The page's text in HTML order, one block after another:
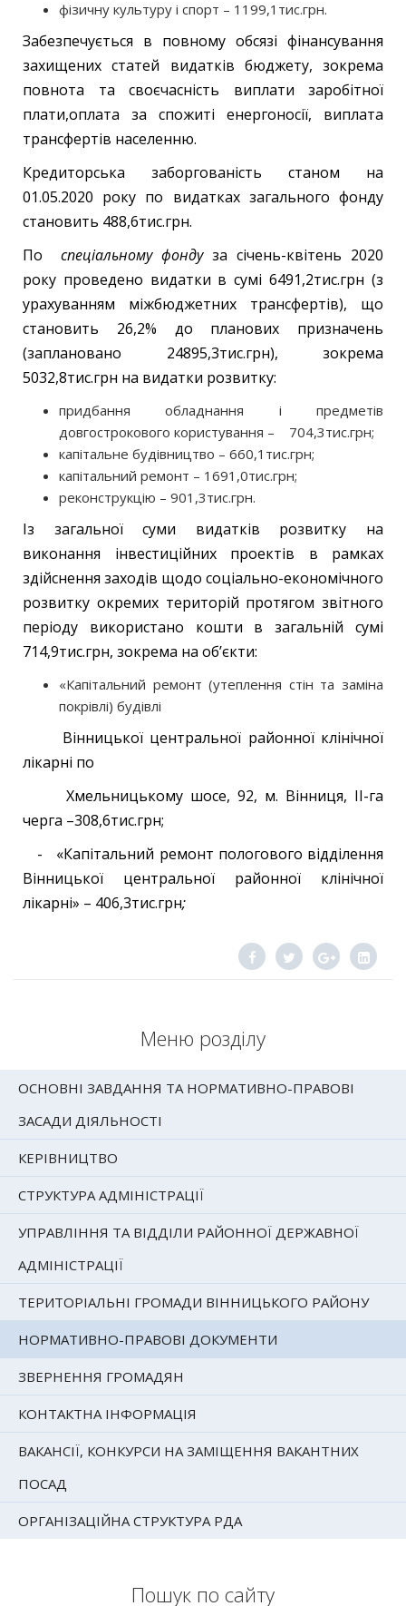
Меню розділу
ОСНОВНІ ЗАВДАННЯ ТА НОРМАТИВНО-ПРАВОВІ
ЗАСАДИ ДІЯЛЬНОСТІ
КЕРІВНИЦТВО
СТРУКТУРА АДМІНІСТРАЦІЇ
УПРАВЛІННЯ ТА ВІДДІЛИ РАЙОННОЇ ДЕРЖАВНОЇ
АДМІНІСТРАЦІЇ
ТЕРИТОРІАЛЬНІ ГРОМАДИ ВІННИЦЬКОГО РАЙОНУ
НОРМАТИВНО-ПРАВОВІ ДОКУМЕНТИ
ЗВЕРНЕННЯ ГРОМАДЯН
КОНТАКТНА ІНФОРМАЦІЯ
ВАКАНСІЇ, КОНКУРСИ НА ЗАМІЩЕННЯ ВАКАНТНИХ
ПОСАД
ОРГАНІЗАЦІЙНА СТРУКТУРА РДА
Пошук по сайту
фізичну культуру і спорт – 1199,1тис.грн.
Забезпечується в повному обсязі фінансування
захищених статей видатків бюджету, зокрема
повнота та своєчасність виплати заробітної
плати,оплата за спожиті енергоносії, виплата
трансфертів населенню.
Кредиторська заборгованість станом на
01.05.2020 року по видатках загального фонду
становить 488,6тис.грн.
По спеціальному фондуза січень-квітень 2020
року проведено видатки в сумі 6491,2тис.грн (з
урахуванням міжбюджетних трансфертів), що
становить 26,2% до планових призначень
(заплановано 24895,3тис.грн), зокрема
5032,8тис.грн на видатки розвитку:
придбання обладнання і предметів
довгострокового користування – 704,3тис.грн;
капітальне будівництво – 660,1тис.грн;
капітальний ремонт – 1691,0тис.грн;
реконструкцію – 901,3тис.грн.
Із загальної суми видатків розвитку на
виконання інвестиційних проектів в рамках
здійснення заходів щодо соціально-економічного
розвитку окремих територій протягом звітного
періоду використано кошти в загальній сумі
714,9тис.грн, зокрема на об’єкти:
«Капітальний ремонт (утеплення стін та заміна
покрівлі) будівлі
Вінницької центральної районної клінічної
лікарні по
Хмельницькому шосе, 92, м. Вінниця, II-га
черга –308,6тис.грн;
- «Капітальний ремонт пологового відділення
Вінницької центральної районної клінічної
лікарні» – 406,3тис.грн;